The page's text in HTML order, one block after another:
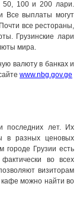
50, 100 и 200 лари.
Все выплаты могут
все рестораны,
Грузинские лари
мира.
валюту в банках и
www.nbg.gov.ge
последних лет. Их
в разных ценовых
городе Грузии есть
во всех
визиторам
можно найти во